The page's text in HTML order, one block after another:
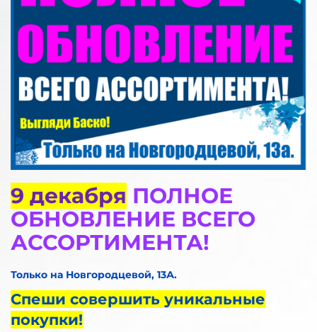
9 декабря ПОЛНОЕ
ОБНОВЛЕНИЕ ВСЕГО
АССОРТИМЕНТА!
Только на Новгородцевой, 13А.
Спеши совершить уникальные
покупки!